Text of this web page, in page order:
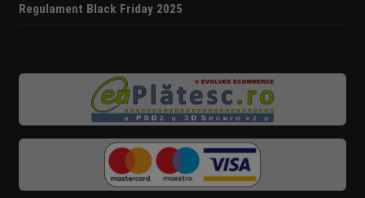
Regulament Black Friday 2025